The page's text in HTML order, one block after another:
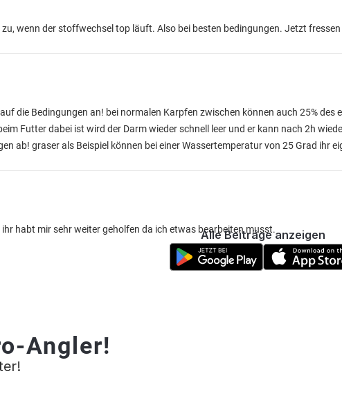
wenn der stoffwechsel top läuft. Also bei besten bedingungen. Jetzt
die Bedingungen an! bei normalen Karpfen zwischen können auch 25% des
Futter dabei ist wird der Darm wieder schnell leer und er kann nach 2h
ab! graser als Beispiel können bei einer Wassertemperatur von 25 Grad ihr
ihr habt mir sehr weiter geholfen da ich etwas bearbeiten musst.
Alle Beiträge anzeigen
Angler!